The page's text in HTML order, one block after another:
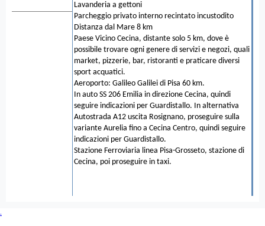
Lavanderia a gettoni
Parcheggio privato interno recintato incustodito
Distanza dal Mare 8 km
Paese Vicino Cecina, distante solo 5 km, dove è
possibile trovare ogni genere di servizi e negozi, quali
market, pizzerie, bar, ristoranti e praticare diversi
sport acquatici.
Aeroporto: Galileo Galilei di Pisa 60 km.
In auto SS 206 Emilia in direzione Cecina, quindi
seguire indicazioni per Guardistallo. In alternativa
Autostrada A12 uscita Rosignano, proseguire sulla
variante Aurelia fino a Cecina Centro, quindi seguire
indicazioni per Guardistallo.
Stazione Ferroviaria linea Pisa-Grosseto, stazione di
Cecina, poi proseguire in taxi.
.